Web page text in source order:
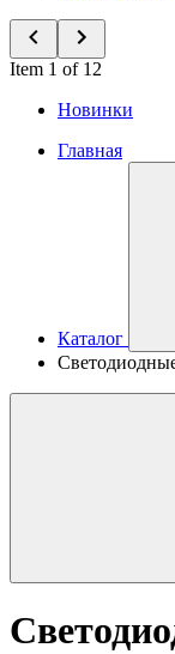
Item 1 of 12
Новинки
Главная
Каталог